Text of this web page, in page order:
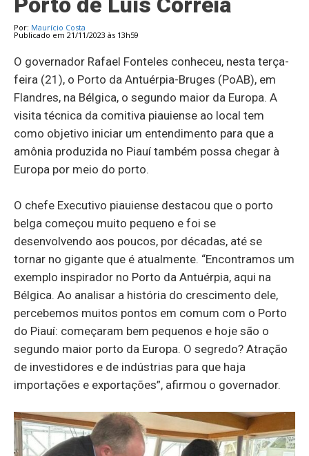
Por: Maurício Costa
Publicado em 21/11/2023 às 13h59
O governador Rafael Fonteles conheceu, nesta terça-
feira (21), o Porto da Antuérpia-Bruges (PoAB), em
Flandres, na Bélgica, o segundo maior da Europa. A
visita técnica da comitiva piauiense ao local tem
como objetivo iniciar um entendimento para que a
amônia produzida no Piauí também possa chegar à
Europa por meio do porto.
O chefe Executivo piauiense destacou que o porto
belga começou muito pequeno e foi se
desenvolvendo aos poucos, por décadas, até se
tornar no gigante que é atualmente. “Encontramos um
exemplo inspirador no Porto da Antuérpia, aqui na
Bélgica. Ao analisar a história do crescimento dele,
percebemos muitos pontos em comum com o Porto
do Piauí: começaram bem pequenos e hoje são o
segundo maior porto da Europa. O segredo? Atração
de investidores e de indústrias para que haja
importações e exportações”, afirmou o governador.